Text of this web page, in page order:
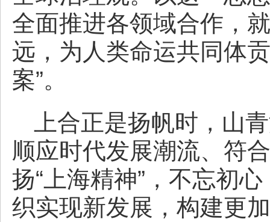
全面推进各领域合作，
远，为人类命运共同体
案”。
上合正是扬帆时，山
顺应时代发展潮流、符
扬“上海精神”，不忘初
织实现新发展，构建更